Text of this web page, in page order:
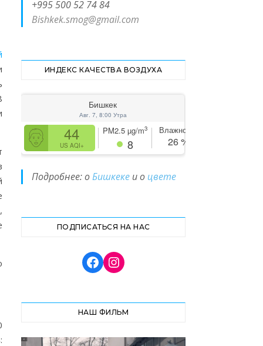
+995 500 52 74 84
Bishkek.smog@gmail.com
ИНДЕКС КАЧЕСТВА ВОЗДУХА
Бишкек
Авг. 7, 8:00 Утра
44
US AQI+
PM2.5 µg/m3
8
Влажность
26%
Подробнее: оБишкеке и о цвете
ПОДПИСАТЬСЯ НА НАС
НАШ ФИЛЬМ